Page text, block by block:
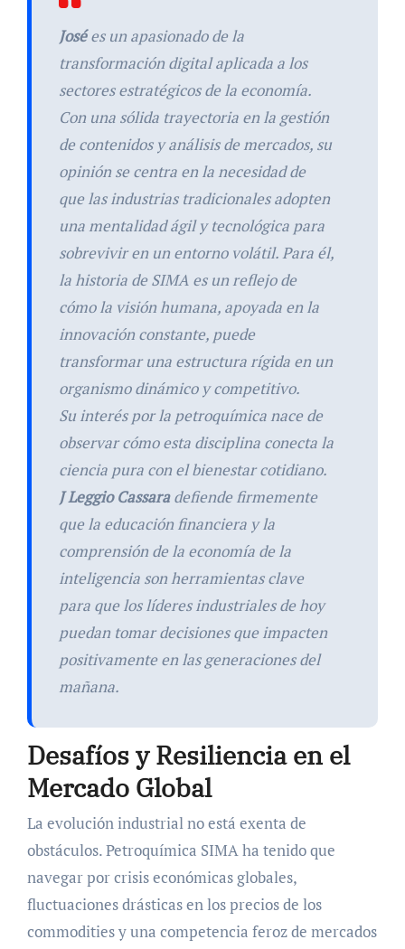
Josées un apasionado de la
transformación digital aplicada a los
sectores estratégicos de la economía.
Con una sólida trayectoria en la gestión
de contenidos y análisis de mercados, su
opinión se centra en la necesidad de
que las industrias tradicionales adopten
una mentalidad ágil y tecnológica para
sobrevivir en un entorno volátil. Para él,
la historia de SIMA es un reflejo de
cómo la visión humana, apoyada en la
innovación constante, puede
transformar una estructura rígida en un
organismo dinámico y competitivo.
Su interés por la petroquímica nace de
observar cómo esta disciplina conecta la
ciencia pura con el bienestar cotidiano.
J Leggio Cassaradefiende firmemente
que la educación financiera y la
comprensión de la economía de la
inteligencia son herramientas clave
para que los líderes industriales de hoy
puedan tomar decisiones que impacten
positivamente en las generaciones del
mañana.
Desafíos y Resiliencia en el
Mercado Global
La evolución industrial no está exenta de
obstáculos. Petroquímica SIMA ha tenido que
navegar por crisis económicas globales,
fluctuaciones drásticas en los precios de los
commodities y una competencia feroz de mercados